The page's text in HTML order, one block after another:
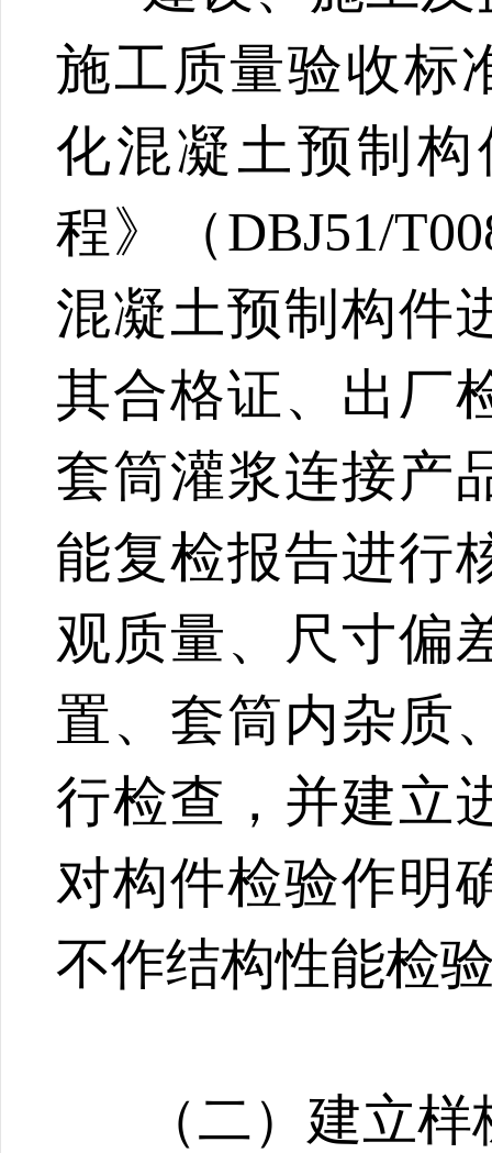
施工质量验收标
化混凝土预制
程》（DBJ51/
混凝土预制构件
其合格证、出厂
套筒灌浆连接产
能复检报告进行
观质量、尺寸偏
置、套筒内杂质
行检查，并建立
对构件检验作明
不作结构性能检
（二）建立